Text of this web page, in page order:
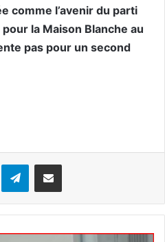
comme l’avenir du parti
la Maison Blanche au
pas pour un second
WhatsApp Telegram